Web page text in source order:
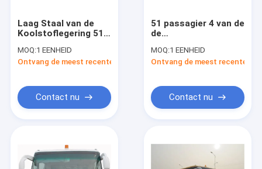
Producten
Laag Staal van de
Koolstoflegering 51
Passagiersluchthaven,
4 Strok
MOQ:1 EENHEID
Ontvang de meest recente Prijs
Contact nu
51 passagier 4 van de
de
van de
Slagdieselmotor de
MOQ:1 EENHEID
Ontvang de meest recente
Contact nu